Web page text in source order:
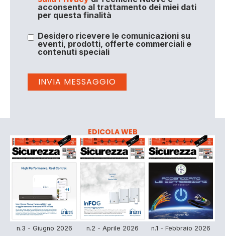
acconsento al trattamento dei miei dati
per questa finalità
Desidero ricevere le comunicazioni su
eventi, prodotti, offerte commerciali e
contenuti speciali
EDICOLA WEB
n.3 - Giugno 2026 n.2 - Aprile 2026 n.1 - Febbraio 2026